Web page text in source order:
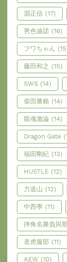
淵正信 (17)
男色迪諾 (16)
フワちゃん
藤田和之 (15)
SWS (14)
柴田勝賴 (14)
龍魂激論 (14)
Dragon Gate
福田剛紀 (13)
HUSTLE (12)
力道山 (12)
中西學 (11)
摔角名勝負與
老虎服部 (11)
AEW (10)